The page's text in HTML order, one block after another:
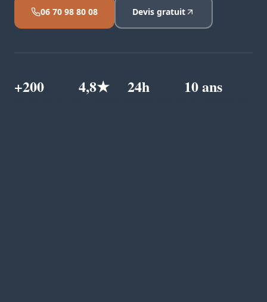
06 70 98 80 08 Devis gratuit
+200 4,8★ 24h 10 ans